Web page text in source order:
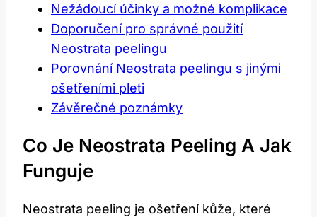
Nežádoucí účinky⁢ a možné komplikace
Doporučení ‍pro správné ‍použití
Neostrata peelingu
Porovnání Neostrata ⁣peelingu ​s jinými
ošetřeními pleti
Závěrečné⁤ poznámky
Co Je Neostrata⁢ Peeling ‍a Jak
Funguje
Neostrata ⁣peeling je ošetření kůže, které